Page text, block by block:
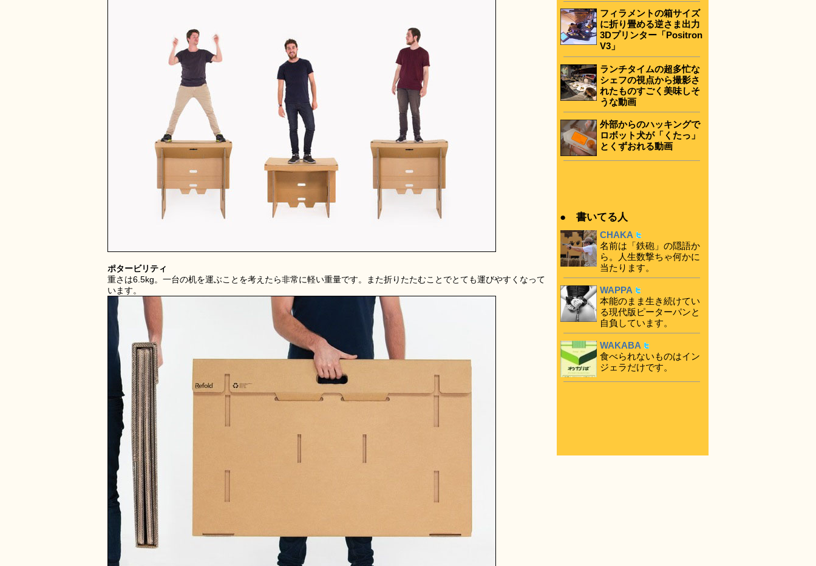
ポタービリティ
重さは6.5kg。一台の机を運ぶことを考えたら非常に軽い重量です。また折りたたむことでとても運びやすくなって
います。
フィラメントの箱サイズ
に折り畳める逆さま出力
3Dプリンター「Positron
V3」
ランチタイムの超多忙な
シェフの視点から撮影さ
れたものすごく美味しそ
うな動画
外部からのハッキングで
ロボット犬が「くたっ」
とくずおれる動画
● 書いてる人
CHAKA
名前は「鉄砲」の隠語か
ら。人生数撃ちゃ何かに
当たります。
WAPPA
本能のまま生き続けてい
る現代版ピーターパンと
自負しています。
WAKABA
食べられないものはイン
ジェラだけです。